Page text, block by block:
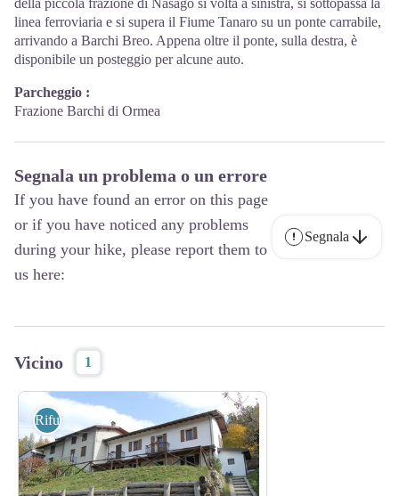
linea ferroviaria e si supera il Fiume Tanaro su un ponte carrabile,
arrivando a Barchi Breo. Appena oltre il ponte, sulla destra, è
disponibile un posteggio per alcune auto.
Parcheggio :
Frazione Barchi di Ormea
Segnala un problema o un errore
If you have found an error on this page
or if you have noticed any problems
during your hike, please report them to
us here:
Segnala
Vicino 1
Rifugi